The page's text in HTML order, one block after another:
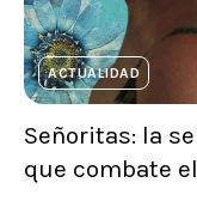
ACTUALIDAD
Señoritas: la
que combate